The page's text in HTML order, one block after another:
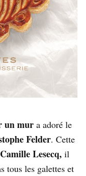
un mur a adoré le
Felder. Cette
Camille Lesecq, il
tous les galettes et